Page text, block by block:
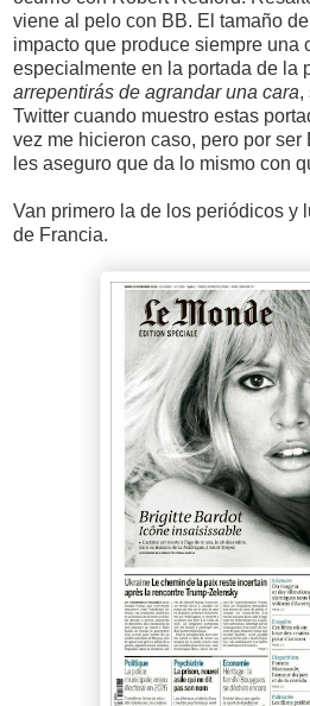
viene al pelo con BB. El tamaño
impacto que produce siempre una
especialmente en la portada de la
arrepentirás de agrandar una cara,
Twitter cuando muestro estas
vez me hicieron caso, pero por ser
les aseguro que da lo mismo con
Van primero la de los periódicos y
de Francia.